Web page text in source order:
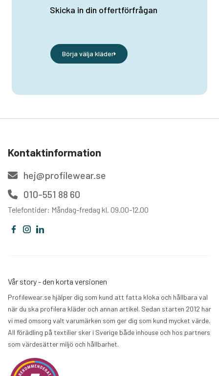
Skicka in din offertförfrågan
Börja välja kläder
Kontaktinformation
hej@profilewear.se
010-551 88 60
Telefontider: Måndag-fredag kl. 09.00-12.00
Vår story - den korta versionen
Profilewear.se hjälper dig som kund att fatta kloka och hållbara val
när du ska profilera kläder och annan artikel. Sedan starten 2012 har
vi med omsorg valt varumärken som ger dig som kund mycket värde.
All förädling på textilier sker i Sverige både inhouse och hos partners
som värdesätter miljö och hållbarhet.